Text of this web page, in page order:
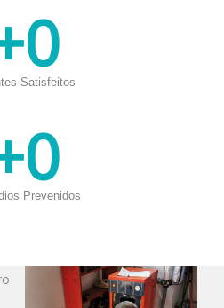
Satisfeitos
0
Prevenidos
0